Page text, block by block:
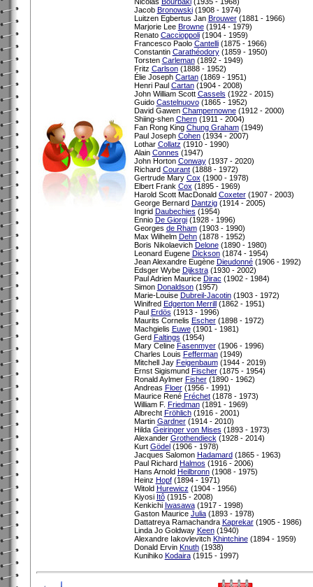
Jacob Bronowski(1908 - 1974)
Luitzen Egbertus Jan Brouwer(1881 - 1966)
Marjorie Lee Browne(1914 - 1979)
Renato Caccioppoli(1904 - 1959)
Francesco Paolo Cantelli(1875 - 1966)
Constantin Carathéodory(1859 - 1950)
Torsten Carleman(1892 - 1949)
Fritz Carlson(1888 - 1952)
Élie Joseph Cartan(1869 - 1951)
Henri Paul Cartan(1904 - 2008)
John William Scott Cassels (1922 - 2015)
Guido Castelnuovo(1865 - 1952)
David Gawen Champernowne(1912 - 2000)
Shiing-shen Chern(1911 - 2004)
Fan Rong King Chung Graham(1949)
Paul Joseph Cohen(1934 - 2007)
Lothar Collatz (1910 - 1990)
Alain Connes (1947)
John Horton Conway(1937 - 2020)
Richard Courant(1888 - 1972)
Gertrude Mary Cox (1900 - 1978)
Elbert Frank Cox (1895 - 1969)
Harold Scott MacDonald Coxeter(1907 - 2003)
George Bernard Dantzig(1914 - 2005)
Ingrid Daubechies (1954)
Ennio De Giorgi(1928 - 1996)
Georges de Rham(1903 - 1990)
Max Wilhelm Dehn(1878 - 1952)
Boris Nikolaevich Delone(1890 - 1980)
Leonard Eugene Dickson(1874 - 1954)
Jean Alexandre Eugène Dieudonné(1906 - 1992)
Edsger Wybe Dijkstra(1930 - 2002)
Paul Adrien Maurice Dirac (1902 - 1984)
Simon Donaldson(1957)
Marie-Louise Dubreil-Jacotin(1903 - 1972)
Winifred Edgerton Merrill(1862 - 1951)
Paul Erdös (1913 - 1996)
Maurits Cornelis Escher(1898 - 1972)
Machgielis Euwe(1901 - 1981)
Gerd Faltings (1954)
Mary Celine Fasenmyer(1906 - 1996)
Charles Louis Fefferman(1949)
Mitchell Jay Feigenbaum(1944 - 2019)
Ernst Sigismund Fischer(1875 - 1954)
Ronald Aylmer Fisher(1890 - 1962)
Andreas Floer(1956 - 1991)
Maurice René Fréchet(1878 - 1973)
William F. Friedman(1891 - 1969)
Albrecht Fröhlich(1916 - 2001)
Martin Gardner(1914 - 2010)
Hilda Geiringer von Mises (1893 - 1973)
Alexander Grothendieck (1928 - 2014)
Kurt Gödel(1906 - 1978)
Jacques Salomon Hadamard(1865 - 1963)
Paul Richard Halmos (1916 - 2006)
Hans Arnold Heilbronn(1908 - 1975)
Heinz Hopf(1894 - 1971)
Witold Hurewicz (1904 - 1956)
Kiyosi Itô(1915 - 2008)
Kenkichi Iwasawa(1917 - 1998)
Gaston Maurice Julia(1893 - 1978)
Dattatreya Ramachandra Kaprekar(1905 - 1986)
Linda Jo Goldway Keen(1940)
Alexandre Iakovlevitch Khintchine(1894 - 1959)
Donald Ervin Knuth(1938)
Kunihiko Kodaira(1915 - 1997)